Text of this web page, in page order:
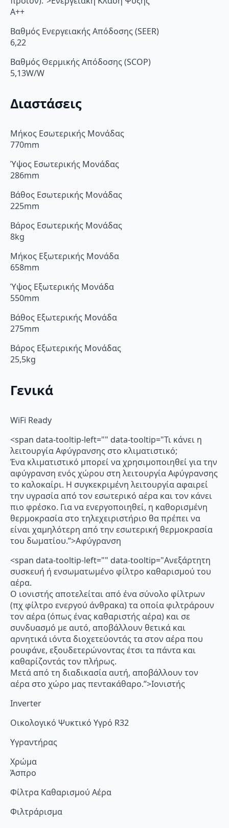
A++
Βαθμός Ενεργειακής Απόδοσης (SEER)
6,22
Βαθμός Θερμικής Απόδοσης (SCOP)
5,13W/W
Διαστάσεις
Μήκος Εσωτερικής Μονάδας
770mm
Ύψος Εσωτερικής Μονάδας
286mm
Βάθος Εσωτερικής Μονάδας
225mm
Βάρος Εσωτερικής Μονάδας
8kg
Μήκος Εξωτερικής Μονάδα
658mm
Ύψος Εξωτερικής Μονάδα
550mm
Βάθος Εξωτερικής Μονάδα
275mm
Βάρος Εξωτερικής Μονάδας
25,5kg
Γενικά
WiFi Ready
<span data-tooltip-left="" data-tooltip="Τι κάνει η
λειτουργία Αφύγρανσης στο κλιματιστικό;
Ένα κλιματιστικό μπορεί να χρησιμοποιηθεί για την
αφύγρανση ενός χώρου στη λειτουργία Αφύγρανσης
το καλοκαίρι. Η συγκεκριμένη λειτουργία αφαιρεί
την υγρασία από τον εσωτερικό αέρα και τον κάνει
πιο φρέσκο. Για να ενεργοποιηθεί, η καθορισμένη
θερμοκρασία στο τηλεχειριστήριο θα πρέπει να
είναι χαμηλότερη από την εσωτερική θερμοκρασία
του δωματίου.”>Αφύγρανση
<span data-tooltip-left="" data-tooltip="Ανεξάρτητη
συσκευή ή ενσωματωμένο φίλτρο καθαρισμού του
αέρα.
Ο ιονιστής αποτελείται από ένα σύνολο φίλτρων
(πχ φίλτρο ενεργού άνθρακα) τα οποία φιλτράρουν
τον αέρα (όπως ένας καθαριστής αέρα) και σε
συνδυασμό με αυτό, αποβάλλουν θετικά και
αρνητικά ιόντα διοχετεύοντάς τα στον αέρα που
ρουφάνε, εξουδετερώνοντας έτσι τα πάντα και
καθαρίζοντάς τον πλήρως.
Μετά από τη διαδικασία αυτή, αποβάλλουν τον
αέρα στο χώρο μας πεντακάθαρο.”>Ιονιστής
Inverter
Οικολογικό Ψυκτικό Υγρό R32
Υγραντήρας
Χρώμα
Άσπρο
Φίλτρα Καθαρισμού Αέρα
Φιλτράρισμα